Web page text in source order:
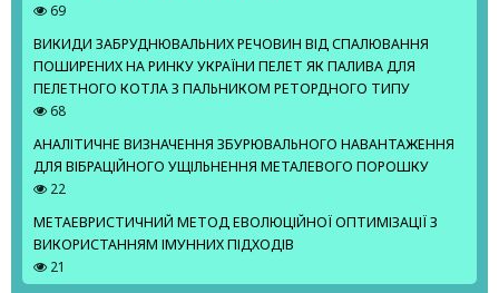
69
ВИКИДИ ЗАБРУДНЮВАЛЬНИХ РЕЧОВИН ВІД СПАЛЮВАННЯ
ПОШИРЕНИХ НА РИНКУ УКРАЇНИ ПЕЛЕТ ЯК ПАЛИВА ДЛЯ
ПЕЛЕТНОГО КОТЛА З ПАЛЬНИКОМ РЕТОРДНОГО ТИПУ
68
АНАЛІТИЧНЕ ВИЗНАЧЕННЯ ЗБУРЮВАЛЬНОГО НАВАНТАЖЕННЯ
ДЛЯ ВІБРАЦІЙНОГО УЩІЛЬНЕННЯ МЕТАЛЕВОГО ПОРОШКУ
22
МЕТАЕВРИСТИЧНИЙ МЕТОД ЕВОЛЮЦІЙНОЇ ОПТИМІЗАЦІЇ З
ВИКОРИСТАННЯМ ІМУННИХ ПІДХОДІВ
21